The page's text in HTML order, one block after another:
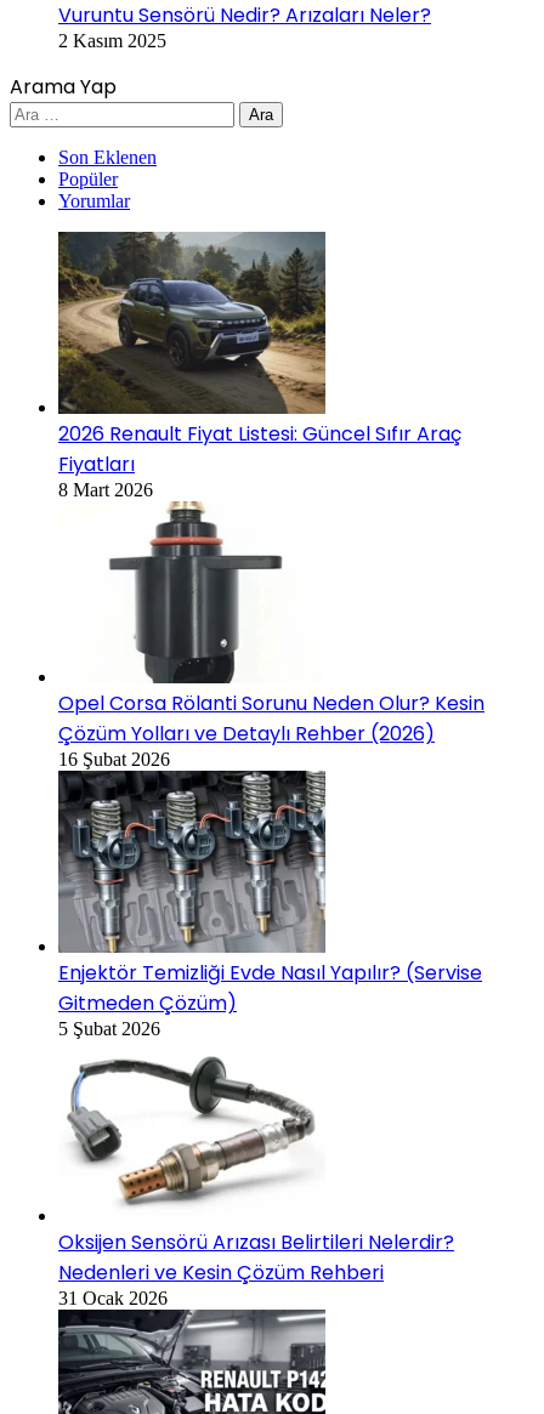
Vuruntu Sensörü Nedir? Arızaları Neler?
2 Kasım 2025
Arama Yap
Arama:
Son Eklenen
Popüler
Yorumlar
2026 Renault Fiyat Listesi: Güncel Sıfır Araç
Fiyatları
8 Mart 2026
Opel Corsa Rölanti Sorunu Neden Olur? Kesin
Çözüm Yolları ve Detaylı Rehber (2026)
16 Şubat 2026
Enjektör Temizliği Evde Nasıl Yapılır? (Servise
Gitmeden Çözüm)
5 Şubat 2026
Oksijen Sensörü Arızası Belirtileri Nelerdir?
Nedenleri ve Kesin Çözüm Rehberi
31 Ocak 2026